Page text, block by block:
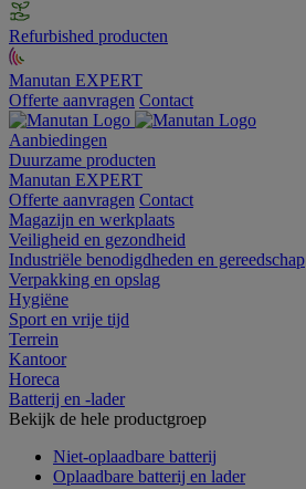
Refurbished producten
Manutan EXPERT
Offerte aanvragen Contact
Aanbiedingen
Duurzame producten
Manutan EXPERT
Offerte aanvragen Contact
Magazijn en werkplaats
Veiligheid en gezondheid
Industriële benodigdheden en gereedschap
Verpakking en opslag
Hygiëne
Sport en vrije tijd
Terrein
Kantoor
Horeca
Batterij en -lader
Bekijk de hele productgroep
Niet-oplaadbare batterij
Oplaadbare batterij en lader